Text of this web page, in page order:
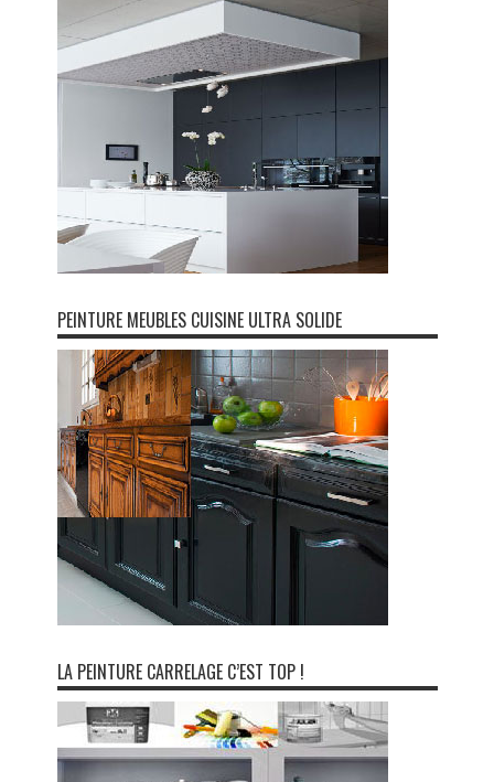
PEINTURE MEUBLES CUISINE ULTRA SOLIDE
LA PEINTURE CARRELAGE C’EST TOP !